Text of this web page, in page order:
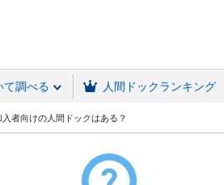
て調べる 人間ドックランキング
者向けの人間ドックはある？